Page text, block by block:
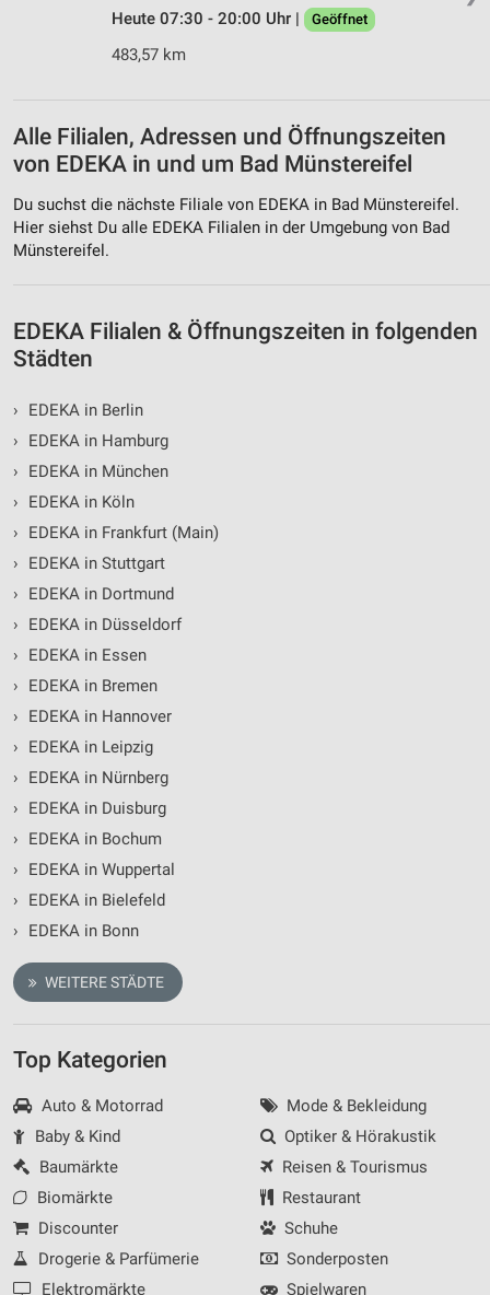
Heute 07:30 - 20:00 Uhr | Geöffnet
483,57 km
Alle Filialen, Adressen und Öffnungszeiten
von EDEKA in und um Bad Münstereifel
Du suchst die nächste Filiale von EDEKA in Bad Münstereifel.
Hier siehst Du alle EDEKA Filialen in der Umgebung von Bad
Münstereifel.
EDEKA Filialen & Öffnungszeiten in folgenden
Städten
›
EDEKA in Berlin
›
EDEKA in Hamburg
›
EDEKA in München
›
EDEKA in Köln
›
EDEKA in Frankfurt (Main)
›
EDEKA in Stuttgart
›
EDEKA in Dortmund
›
EDEKA in Düsseldorf
›
EDEKA in Essen
›
EDEKA in Bremen
›
EDEKA in Hannover
›
EDEKA in Leipzig
›
EDEKA in Nürnberg
›
EDEKA in Duisburg
›
EDEKA in Bochum
›
EDEKA in Wuppertal
›
EDEKA in Bielefeld
›
EDEKA in Bonn
WEITERE STÄDTE
Top Kategorien
Auto & Motorrad
Baby & Kind
Baumärkte
Biomärkte
Discounter
Drogerie & Parfümerie
Elektromärkte
Mode & Bekleidung
Optiker & Hörakustik
Reisen & Tourismus
Restaurant
Schuhe
Sonderposten
Spielwaren